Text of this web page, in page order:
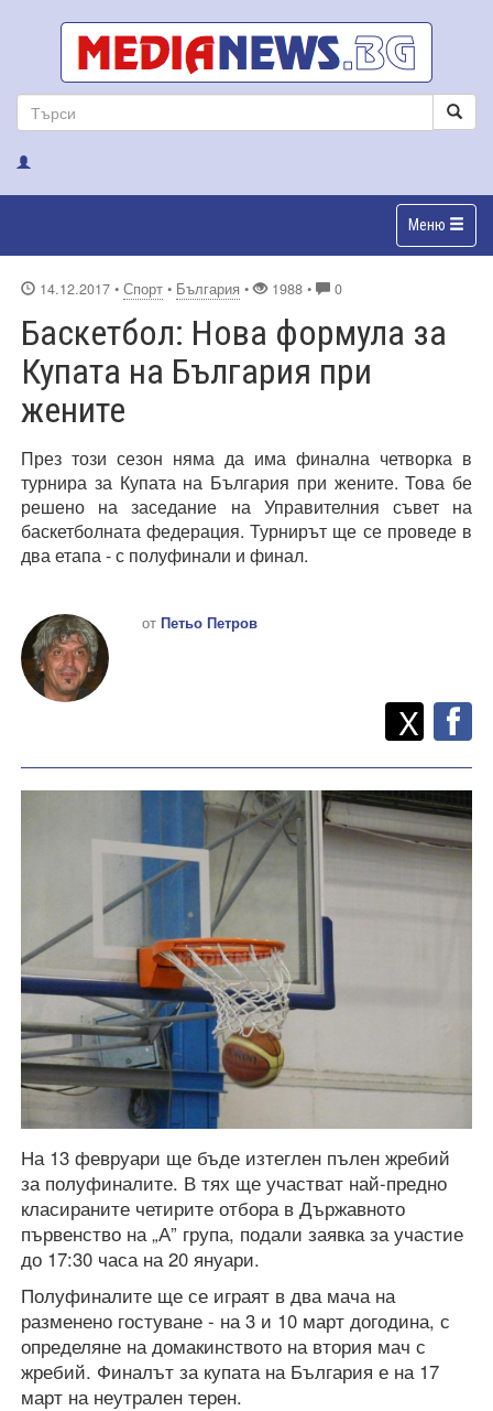
Меню
14.12.2017 • Спорт • България • 1988 • 0
Баскетбол: Нова формула за
Купата на България при
жените
През този сезон няма да има финална четворка в
турнира за Купата на България при жените. Това бе
решено на заседание на Управителния съвет на
баскетболната федерация. Турнирът ще се проведе в
два етапа - с полуфинали и финал.
от Петьо Петров
Споделете
X
На 13 февруари ще бъде изтеглен пълен жребий
за полуфиналите. В тях ще участват най-предно
класираните четирите отбора в Държавното
първенство на „А” група, подали заявка за участие
до 17:30 часа на 20 януари.
Полуфиналите ще се играят в два мача на
разменено гостуване - на 3 и 10 март догодина, с
определяне на домакинството на втория мач с
жребий. Финалът за купата на България е на 17
март на неутрален терен.